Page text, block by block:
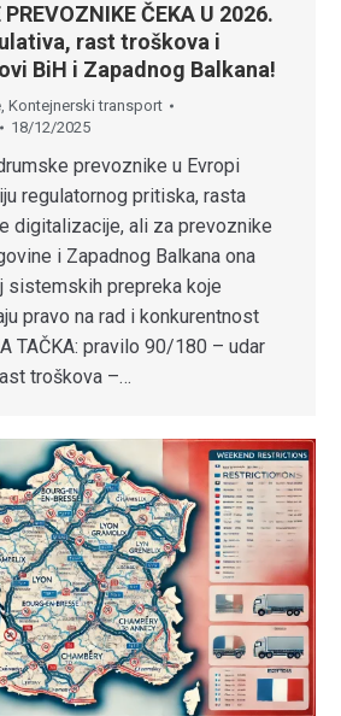
ČEKA U 2026.
rast troškova i
BiH i Zapadnog Balkana!
Kontejnerski transport
18/12/2025
prevoznike u Evropi
regulatornog pritiska, rasta
digitalizacije, ali za prevoznike
i Zapadnog Balkana ona
sistemskih prepreka koje
pravo na rad i konkurentnost
TAČKA: pravilo 90/180 – udar
troškova –…